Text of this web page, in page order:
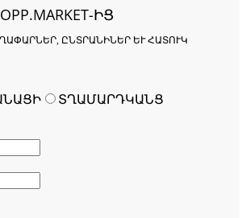
ԻՑ
ԸՆՏՐԱՆԻՆԵՐ ԵՒ ՀԱՏՈՒԿ Ա
ՏՂԱՄԱՐԴԿԱՆՑ